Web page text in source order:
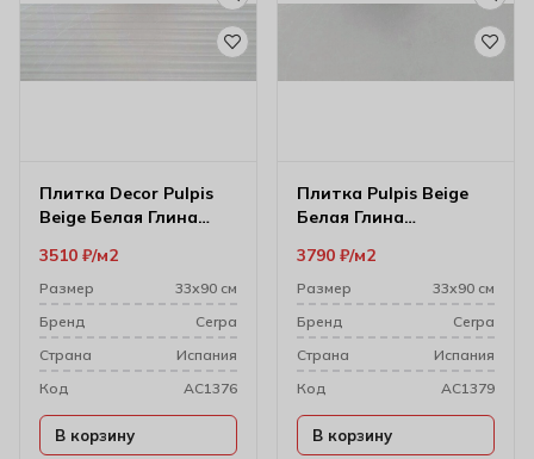
Плитка Decor Pulpis
Beige Белая Глина
3510 ₽ м2
Размер
33х90 см
Бренд
Cerpa
Cтрана
Испания
Код
AC1376
В корзину
Плитка Pulpis Beige
Белая Глина
3790 ₽ м2
Размер
33х90 см
Бренд
Cerpa
Cтрана
Испания
Код
AC1379
В корзину